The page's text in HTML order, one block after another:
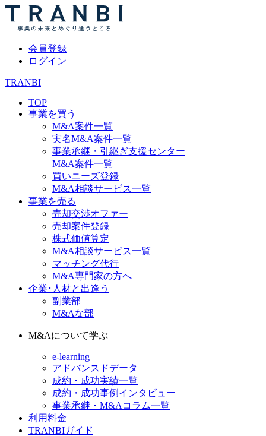
会員登録
ログイン
TRANBI
TOP
事業を買う
M&A案件一覧
実名M&A案件一覧
事業承継・引継ぎ支援センター
M&A案件一覧
買いニーズ登録
M&A相談サービス一覧
事業を売る
売却交渉オファー
売却案件登録
株式価値算定
M&A相談サービス一覧
マッチング代行
M&A専門家の方へ
企業･人材と出逢う
副業部
M&Aな部
M&Aについて学ぶ
e-learning
アドバンスドデータ
成約・成功実績一覧
成約・成功事例インタビュー
事業承継・M&Aコラム一覧
利用料金
TRANBIガイド